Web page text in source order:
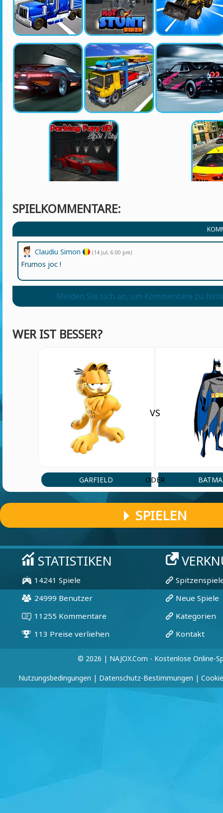
SPIELKOMMENTARE:
Claudiu Simon (14 Jul, 6:00 pm)
Frumos joc !
Melden Sie sich an, um Kommentare zu
WER IST BESSER?
GARFIELD
VS
ODER
SPIELEN
© 2026 | NAJOX.com - Kostenlose Online-
Nutzungsbedingungen | Datenschutz-Bestimmungen |